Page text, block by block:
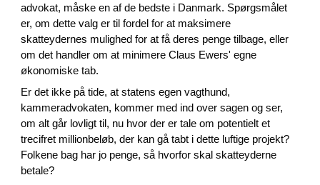
advokat, måske en af de bedste i Danmark. Spørgsmålet
er, om dette valg er til fordel for at maksimere
skatteydernes mulighed for at få deres penge tilbage, eller
om det handler om at minimere Claus Ewers' egne
økonomiske tab.
Er det ikke på tide, at statens egen vagthund,
kammeradvokaten, kommer med ind over sagen og ser,
om alt går lovligt til, nu hvor der er tale om potentielt et
trecifret millionbeløb, der kan gå tabt i dette luftige projekt?
Folkene bag har jo penge, så hvorfor skal skatteyderne
betale?